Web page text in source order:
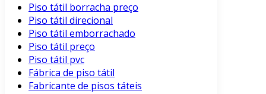
Piso tátil borracha preço
Piso tátil direcional
Piso tátil emborrachado
Piso tátil preço
Piso tátil pvc
Fábrica de piso tátil
Fabricante de pisos táteis